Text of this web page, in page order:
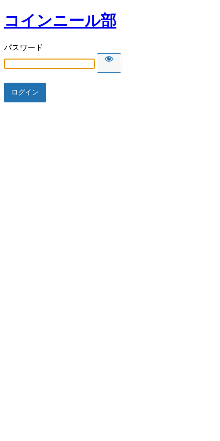
コインニール部
パスワード